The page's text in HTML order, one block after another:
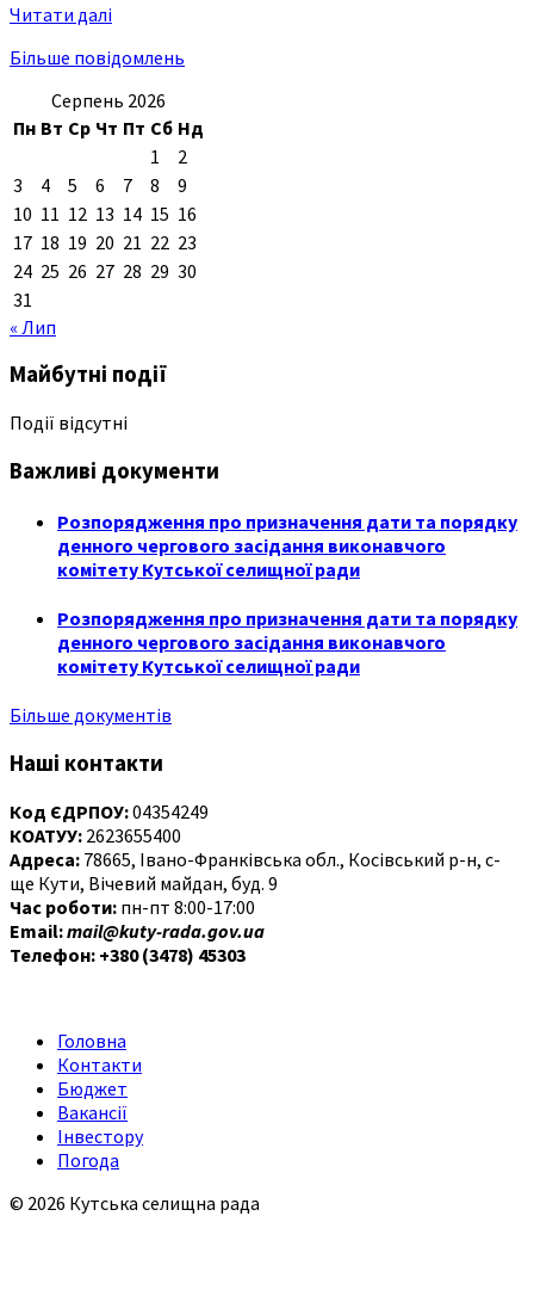
Читати далі
Більше повідомлень
Серпень 2026
Пн Вт Ср Чт Пт Сб Нд
1
2
3
4 5 6 7 8
9
10 11 12 13 14 15 16
17 18 19 20 21 22 23
24 25 26 27 28 29 30
31
« Лип
Майбутні події
Події відсутні
Важливі документи
Розпорядження про призначення дати та порядку
денного чергового засідання виконавчого
комітету Кутської селищної ради
Розпорядження про призначення дати та порядку
денного чергового засідання виконавчого
комітету Кутської селищної ради
Більше документів
Наші контакти
Код ЄДРПОУ:04354249
КОАТУУ: 2623655400
Адреса: 78665, Івано-Франківська обл., Косівський р-н, с-
ще Кути, Вічевий майдан, буд. 9
Час роботи: пн-пт 8:00-17:00
Email:mail@kuty-rada.gov.ua
Телефон: +380 (3478) 45303
Головна
Контакти
Бюджет
Вакансії
Інвестору
Погода
© 2026 Кутська селищна рада